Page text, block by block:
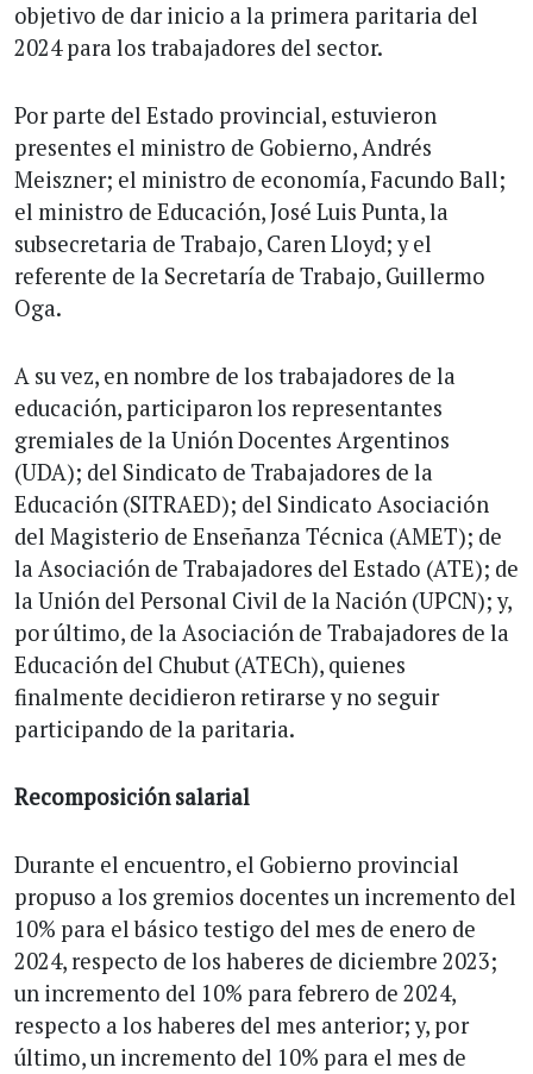
objetivo de dar inicio a la primera paritaria del
2024 para los trabajadores del sector.
Por parte del Estado provincial, estuvieron
presentes el ministro de Gobierno, Andrés
Meiszner; el ministro de economía, Facundo Ball;
el ministro de Educación, José Luis Punta, la
subsecretaria de Trabajo, Caren Lloyd; y el
referente de la Secretaría de Trabajo, Guillermo
Oga.
A su vez, en nombre de los trabajadores de la
educación, participaron los representantes
gremiales de la Unión Docentes Argentinos
(UDA); del Sindicato de Trabajadores de la
Educación (SITRAED); del Sindicato Asociación
del Magisterio de Enseñanza Técnica (AMET); de
la Asociación de Trabajadores del Estado (ATE); de
la Unión del Personal Civil de la Nación (UPCN); y,
por último, de la Asociación de Trabajadores de la
Educación del Chubut (ATECh), quienes
finalmente decidieron retirarse y no seguir
participando de la paritaria.
Recomposición salarial
Durante el encuentro, el Gobierno provincial
propuso a los gremios docentes un incremento del
10% para el básico testigo del mes de enero de
2024, respecto de los haberes de diciembre 2023;
un incremento del 10% para febrero de 2024,
respecto a los haberes del mes anterior; y, por
último, un incremento del 10% para el mes de